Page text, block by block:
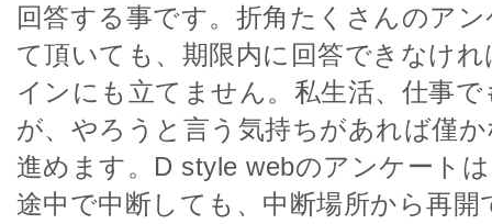
回答する事です。折角たくさんのア
て頂いても、期限内に回答できなけ
インにも立てません。私生活、仕事
が、やろうと言う気持ちがあれば僅
進めます。D style webのアンケート
途中で中断しても、中断場所から再開